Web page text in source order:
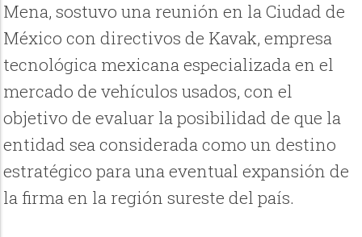
Mena, sostuvo una reunión en la Ciudad de
México con directivos de Kavak, empresa
tecnológica mexicana especializada en el
mercado de vehículos usados, con el
objetivo de evaluar la posibilidad de que la
entidad sea considerada como un destino
estratégico para una eventual expansión de
la firma en la región sureste del país.